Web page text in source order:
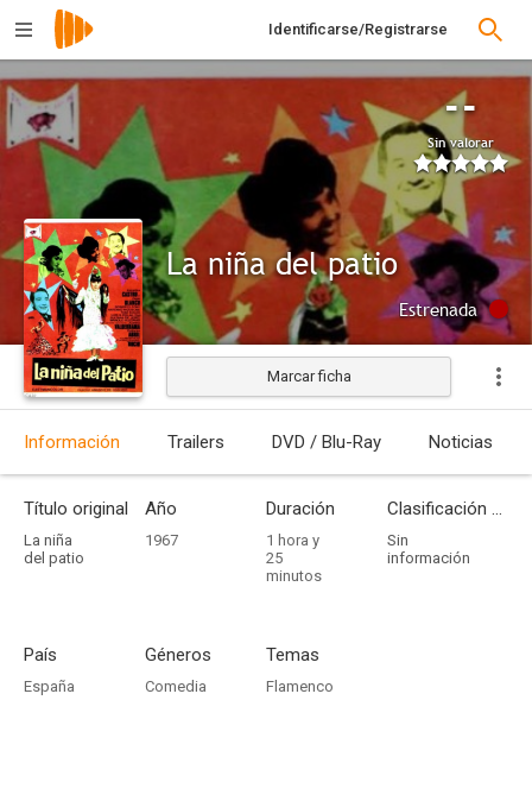
Identificarse/Registrarse
--
Sin valorar
La niña del patio
Estrenada
Marcar ficha
Información Trailers DVD / Blu-Ray Noticias
Título original
La niña
del patio
Año
1967
Duración
1 hora y
25
minutos
Clasificación por edades
Sin
información
País
España
Géneros
Comedia
Temas
Flamenco